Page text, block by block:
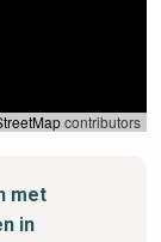
contributors
met
in